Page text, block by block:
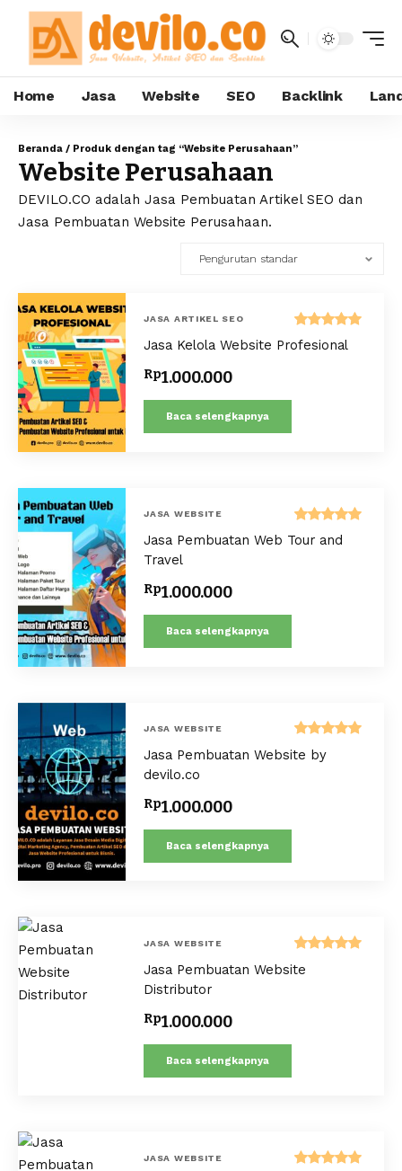
Home Jasa Website SEO Backlink
Beranda / Produk dengan tag “Website Perusahaan”
Website Perusahaan
DEVILO.CO adalah Jasa Pembuatan Artikel SEO dan
Jasa Pembuatan Website Perusahaan.
JASA ARTIKEL SEO
Dinilai
Jasa Kelola Website Profesional
Rp1.000.000
Baca selengkapnya
JASA WEBSITE
Dinilai
Jasa Pembuatan Web Tour and
Travel
Rp1.000.000
Baca selengkapnya
JASA WEBSITE
Dinilai
5.00
Jasa Pembuatan Website by
devilo.co
Rp1.000.000
Baca selengkapnya
JASA WEBSITE
Dinilai
5.00
Jasa Pembuatan Website
Distributor
Rp1.000.000
Baca selengkapnya
JASA WEBSITE